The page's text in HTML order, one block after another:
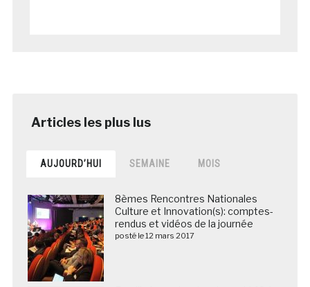
AUJOURD’HUI SEMAINE MOIS
8èmes Rencontres Nationales
Culture et Innovation(s): comptes-
rendus et vidéos de la journée
posté le 12 mars 2017